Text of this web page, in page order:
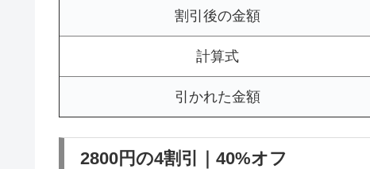
割引後の金額
計算式
引かれた金額
2800円の4割引｜40%オフ